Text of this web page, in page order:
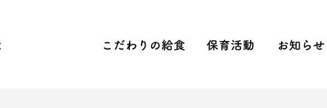
コンセプト こだわりの給食 保育活動